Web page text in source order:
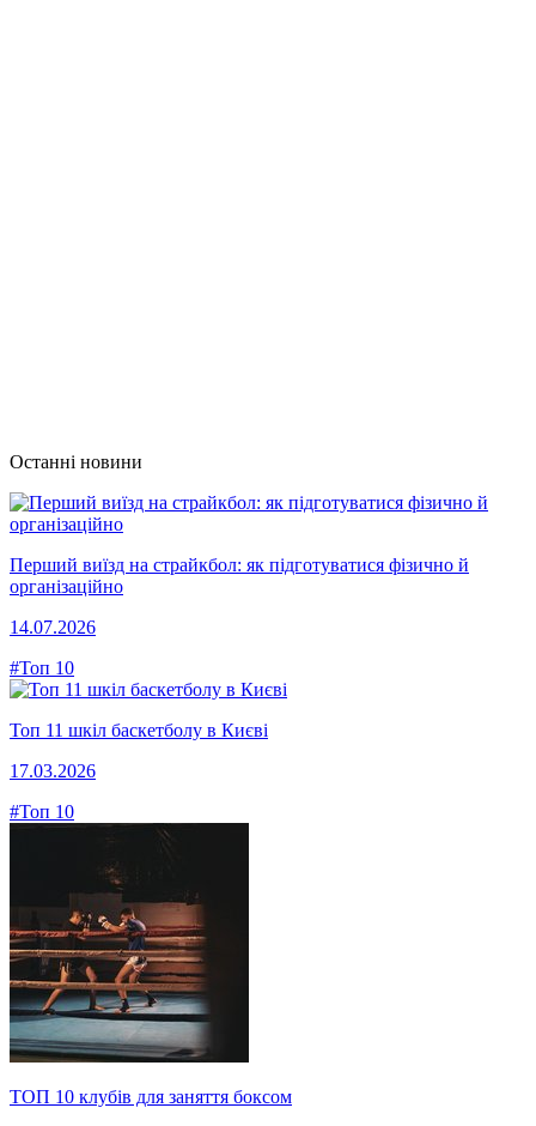
Останні новини
Перший виїзд на страйкбол: як підготуватися фізично й
організаційно
14.07.2026
#Топ 10
Топ 11 шкіл баскетболу в Києві
17.03.2026
#Топ 10
ТОП 10 клубів для заняття боксом